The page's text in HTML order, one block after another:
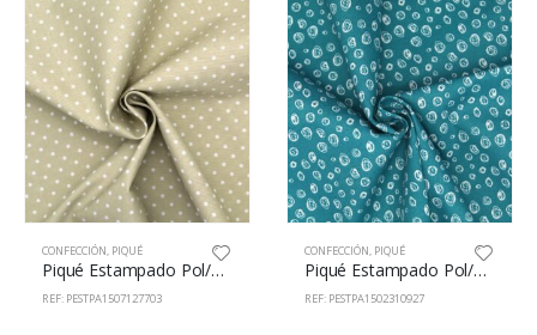
CONFECCIÓN, PIQUÉ
Piqué Estampado Pol/Alg 65/35% 150cm 71277/3
REF: PESTPA1507127703
CONFECCIÓN, PIQUÉ
Piqué Estampado Pol/Alg 65/35% 150cm 23109/27
REF: PESTPA1502310927